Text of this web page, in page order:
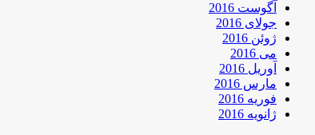
آگوست 2016
جولای 2016
ژوئن 2016
می 2016
آوریل 2016
مارس 2016
فوریه 2016
ژانویه 2016